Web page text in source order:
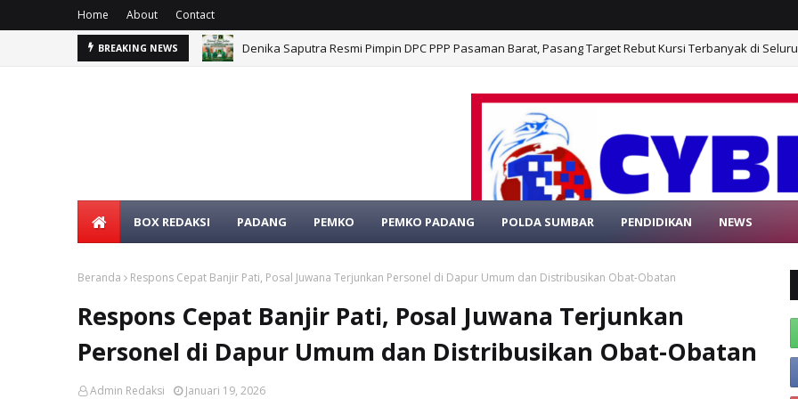
Home About Contact
BREAKING NEWS Denika Saputra Resmi Pimpin DPC PPP Pasaman Barat, Pasang Target Rebut Kursi Terbanyak di
SELAMAT DATANG DI
BOX REDAKSI PADANG PEMKO PEMKO PADANG POLDA SUMBAR PENDIDIKAN NEWS
Beranda Respons Cepat Banjir Pati, Posal Juwana Terjunkan Personel di Dapur Umum dan Distribusikan Obat-Obatan
Respons Cepat Banjir Pati, Posal Juwana Terjunkan
Personel di Dapur Umum dan Distribusikan Obat-Obatan
Admin Redaksi Januari 19, 2026